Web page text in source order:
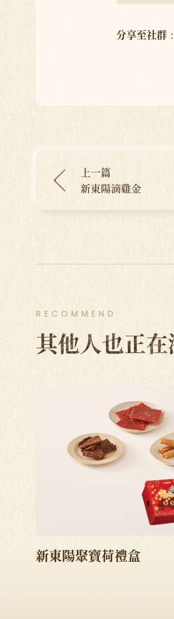
分享至社群：
上一篇
新東陽滴雞金
RECOMMEND
其他人也正
新東陽聚寶荷禮盒